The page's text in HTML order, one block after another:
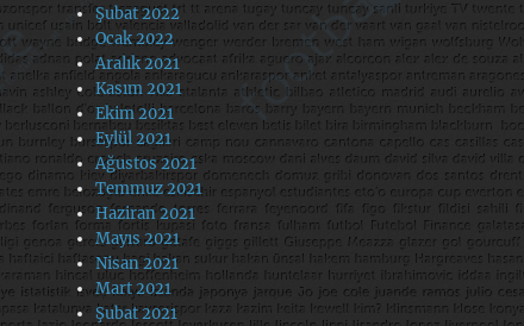
Şubat 2022
Ocak 2022
Aralık 2021
Kasım 2021
Ekim 2021
Eylül 2021
Ağustos 2021
Temmuz 2021
Haziran 2021
Mayıs 2021
Nisan 2021
Mart 2021
Şubat 2021